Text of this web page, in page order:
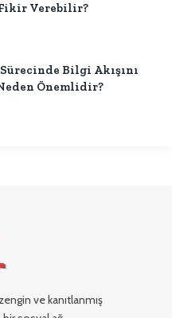
Verebilir?
Bilgi Akışını
Önemlidir?
ve kanıtlanmış